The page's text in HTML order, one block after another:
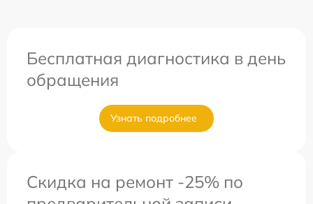
Бесплатная диагностика в день
обращения
Узнать подробнее
Скидка на ремонт -25% по